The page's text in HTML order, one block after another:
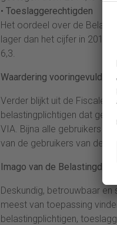
• Toeslaggerechtigden
Het oordeel over de
lager dan het cijfer in 2013,
6,3.
Waardering vooringevulde
Verder blijkt uit de Fiscale
belastingplichtigen dat
VIA. Bijna alle gebruikers
van de gebruikers van de
Imago van de Belastingdienst
Deskundig, betrouwbaar
meest van toepassing
belastingplichtigen,